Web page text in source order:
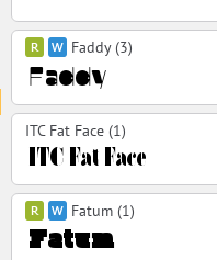
Faddy (3)
ITC Fat Face (1)
Fatum (1)